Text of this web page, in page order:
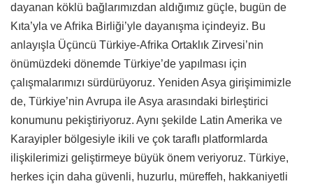
dayanan köklü bağlarımızdan aldığımız güçle, bugün de
Kıta’yla ve Afrika Birliği’yle dayanışma içindeyiz. Bu
anlayışla Üçüncü Türkiye-Afrika Ortaklık Zirvesi’nin
önümüzdeki dönemde Türkiye’de yapılması için
çalışmalarımızı sürdürüyoruz. Yeniden Asya girişimimizle
de, Türkiye’nin Avrupa ile Asya arasındaki birleştirici
konumunu pekiştiriyoruz. Aynı şekilde Latin Amerika ve
Karayipler bölgesiyle ikili ve çok taraflı platformlarda
ilişkilerimizi geliştirmeye büyük önem veriyoruz. Türkiye,
herkes için daha güvenli, huzurlu, müreffeh, hakkaniyetli